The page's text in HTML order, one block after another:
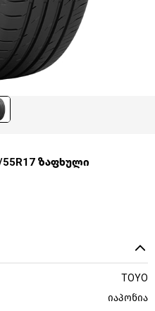
55R17 ზაფხული
TOYO
იაპონია